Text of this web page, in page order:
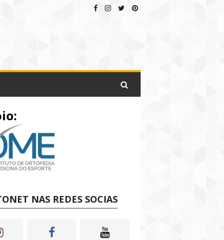
NAS REDES SOCIAS